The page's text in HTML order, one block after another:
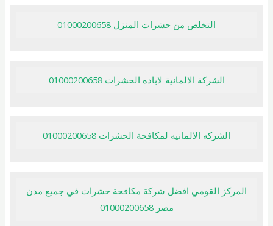
التخلص من حشرات المنزل 01000200658
الشركة الالمانية لاباده الحشرات 01000200658
الشركه الالمانيه لمكافحة الحشرات 01000200658
المركز القومي افضل شركة مكافحة حشرات في جميع مدن
مصر 01000200658